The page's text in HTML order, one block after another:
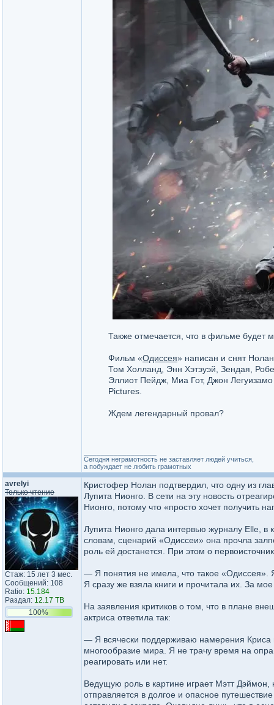
Также отмечается, что в фильме будет
Фильм «Одиссея» написан и снят
Том Холланд, Энн Хэтэуэй, Зендая,
Эллиот Пейдж, Миа Гот, Джон
Pictures.
Ждем легендарный провал?
Сегодня неграмотность не заставляет людей учиться,
а побуждает не любить грамотных
avrelyi
Только чтение
Стаж: 15 лет 3 мес.
Сообщений: 108
Ratio: 15.184
Раздал: 12.17 TB
100%
Кристофер Нолан подтвердил, что одну из
Лупита Нионго. В сети на эту новость
Нионго, потому что «просто хочет получить
Лупита Нионго дала интервью журналу Elle,
словам, сценарий «Одиссеи» она прочла
роль ей достанется. При этом о
— Я понятия не имела, что такое «Одиссея».
Я сразу же взяла книги и прочитала их. За
На заявления критиков о том, что в плане
актриса ответила так:
— Я всячески поддерживаю намерения Криса
многообразие мира. Я не трачу время на
реагировать или нет.
Ведущую роль в картине играет Мэтт
отправляется в долгое и опасное